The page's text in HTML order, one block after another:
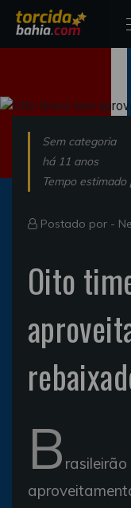
Sem categoria
há 11 anos
Tempo
Postado por -
Oito
B